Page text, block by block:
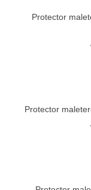
Protector
Protector